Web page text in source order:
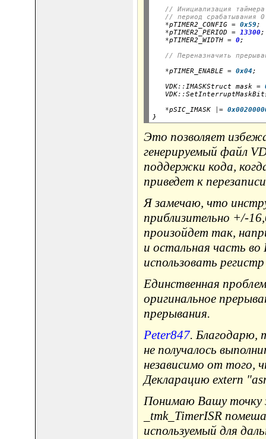
// Инициализация
// период срабатывания
*pTIMER2_CONFIG = 0x59;
*pTIMER2_PERIOD = 13300;
*pTIMER2_WIDTH = 0
// Переназначить
*pTIMER_ENABLE = 0x04
   VDK
::IMASKStruct mask =
   VDK
::
*pSIC_IMASK |=
Это позволяет
генерируемый файл
поддержки кода,
приведет к
Я замечаю, что
приблизительно +/-
произойдет так,
и остальная часть во
использовать
Единственная
оригинальное
прерывания.
Peter847. Благодарю,
не получалось
независимо от того,
Декларацию extern
Понимаю Вашу точку
_tmk_TimerISR
используемый для